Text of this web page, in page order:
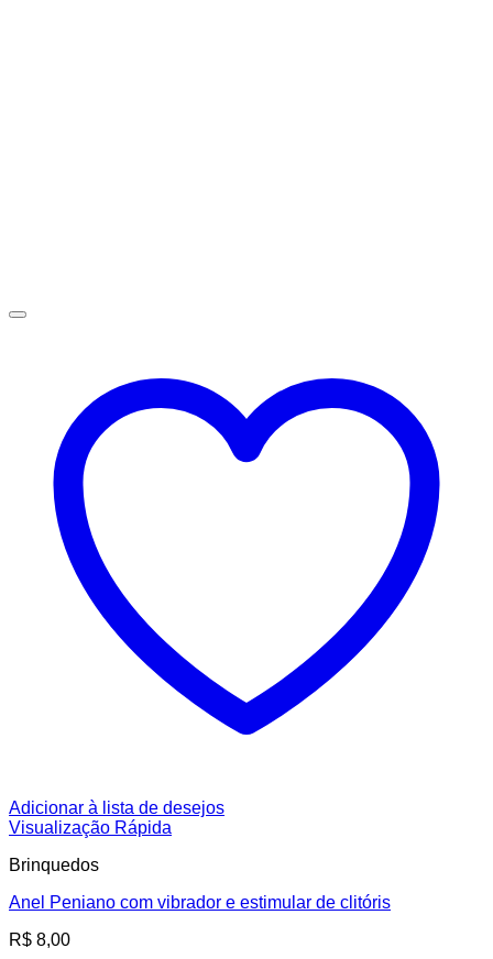
Adicionar à lista de desejos
Visualização Rápida
Brinquedos
Anel Peniano com vibrador e estimular de clitóris
R$ 8,00